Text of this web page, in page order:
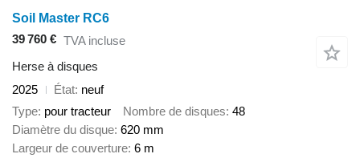
Soil Master RC6
39 760 € TVA incluse
Herse à disques
2025
État neuf
Type pour tracteur Nombre de disques 48
Diamètre du disque 620 mm
Largeur de couverture 6 m